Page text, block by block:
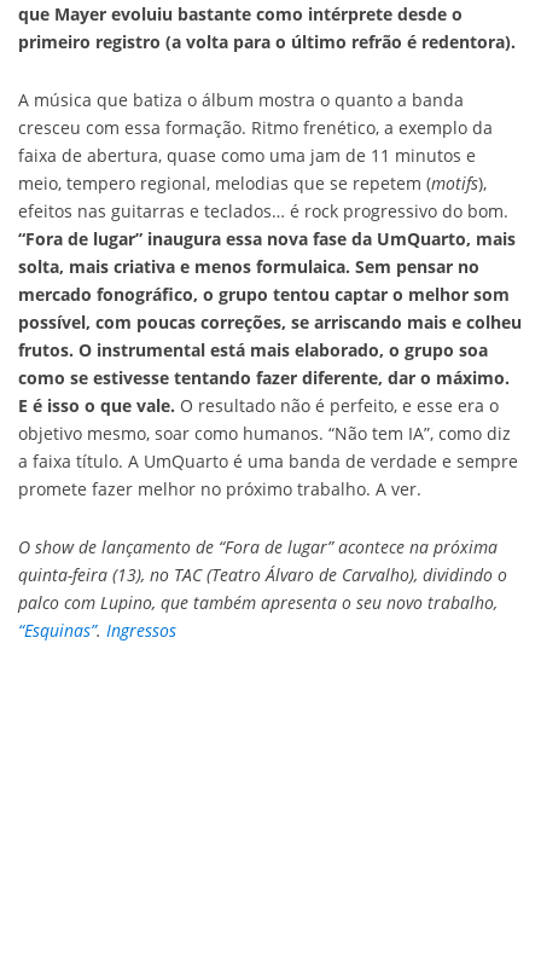
que Mayer evoluiu bastante como intérprete desde o
primeiro registro (a volta para o último refrão é redentora).
A música que batiza o álbum mostra o quanto a banda
cresceu com essa formação. Ritmo frenético, a exemplo da
faixa de abertura, quase como uma jam de 11 minutos e
meio, tempero regional, melodias que se repetem (motifs),
efeitos nas guitarras e teclados… é rock progressivo do bom.
“Fora de lugar” inaugura essa nova fase da UmQuarto, mais
solta, mais criativa e menos formulaica. Sem pensar no
mercado fonográfico, o grupo tentou captar o melhor som
possível, com poucas correções, se arriscando mais e colheu
frutos. O instrumental está mais elaborado, o grupo soa
como se estivesse tentando fazer diferente, dar o máximo.
E é isso o que vale. O resultado não é perfeito, e esse era o
objetivo mesmo, soar como humanos. “Não tem IA”, como diz
a faixa título. A UmQuarto é uma banda de verdade e sempre
promete fazer melhor no próximo trabalho. A ver.
O show de lançamento de “Fora de lugar” acontece na próxima
quinta-feira (13), no TAC (Teatro Álvaro de Carvalho), dividindo o
palco com Lupino, que também apresenta o seu novo trabalho,
“Esquinas”. Ingressos